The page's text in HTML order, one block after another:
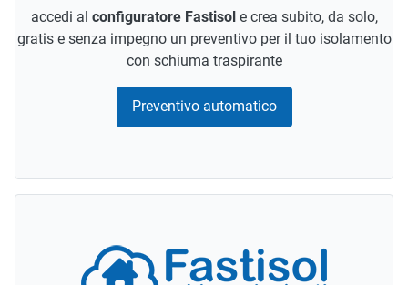
accedi al configuratore Fastisole crea subito, da solo,
gratis e senza impegno un preventivo per il tuo isolamento
con schiuma traspirante
Preventivo automatico